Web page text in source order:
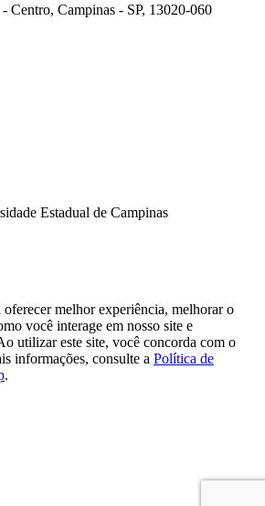
Centro, Campinas - SP, 13020-060
Estadual de Campinas
melhor experiência, melhorar o
você interage em nosso site e
utilizar este site, você concorda com o
informações, consulte a Política de
.